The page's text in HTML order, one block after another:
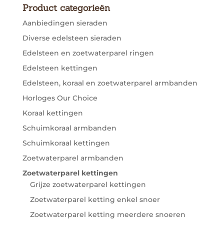
Product categorieën
Aanbiedingen sieraden
Diverse edelsteen sieraden
Edelsteen en zoetwaterparel ringen
Edelsteen kettingen
Edelsteen, koraal en zoetwaterparel armbanden
Horloges Our Choice
Koraal kettingen
Schuimkoraal armbanden
Schuimkoraal kettingen
Zoetwaterparel armbanden
Zoetwaterparel kettingen
Grijze zoetwaterparel kettingen
Zoetwaterparel ketting enkel snoer
Zoetwaterparel ketting meerdere snoeren